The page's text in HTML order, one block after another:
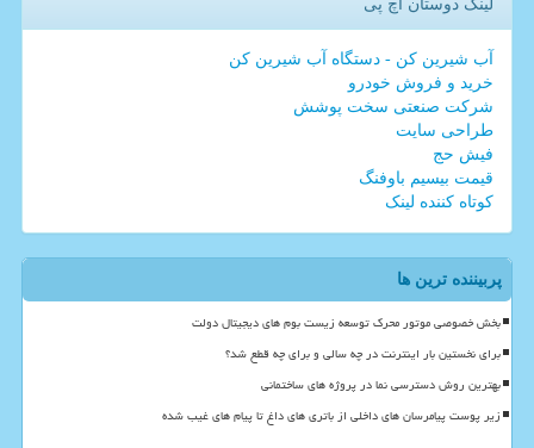
لینک دوستان اچ پی
آب شیرین کن - دستگاه آب شیرین کن
خرید و فروش خودرو
شرکت صنعتی سخت پوشش
طراحی سایت
فیش حج
قیمت بیسیم باوفنگ
کوتاه کننده لینک
پربیننده ترین ها
بخش خصوصی موتور محرک توسعه زیست بوم های دیجیتال دولت
برای نخستین بار اینترنت در چه سالی و برای چه قطع شد؟
بهترین روش دسترسی نما در پروژه های ساختمانی
زیر پوست پیامرسان های داخلی از باتری های داغ تا پیام های غیب شده